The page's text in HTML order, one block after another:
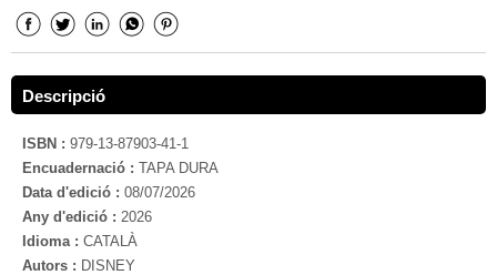
Descripció
ISBN : 979-13-87903-41-1
Encuadernació : TAPA DURA
Data d'edició : 08/07/2026
Any d'edició : 2026
Idioma : CATALÀ
Autors : DISNEY